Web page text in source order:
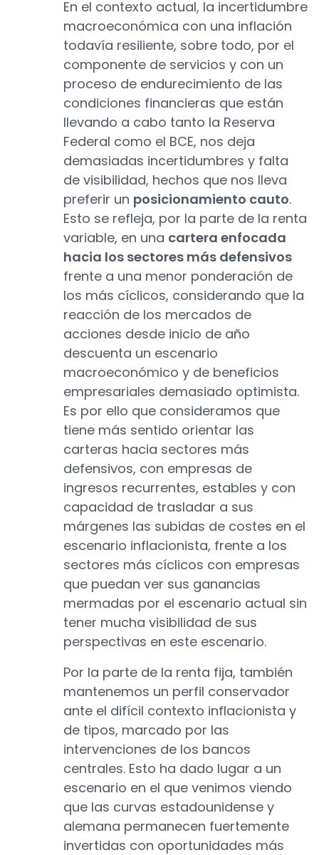
En el contexto actual, la incertidumbre
macroeconómica con una inflación
todavía resiliente, sobre todo, por el
componente de servicios y con un
proceso de endurecimiento de las
condiciones financieras que están
llevando a cabo tanto la Reserva
Federal como el BCE, nos deja
demasiadas incertidumbres y falta
de visibilidad, hechos que nos lleva
preferir un posicionamiento cauto.
Esto se refleja, por la parte de la renta
variable, en una cartera enfocada
hacia los sectores más defensivos
frente a una menor ponderación de
los más cíclicos, considerando que la
reacción de los mercados de
acciones desde inicio de año
descuenta un escenario
macroeconómico y de beneficios
empresariales demasiado optimista.
Es por ello que consideramos que
tiene más sentido orientar las
carteras hacia sectores más
defensivos, con empresas de
ingresos recurrentes, estables y con
capacidad de trasladar a sus
márgenes las subidas de costes en el
escenario inflacionista, frente a los
sectores más cíclicos con empresas
que puedan ver sus ganancias
mermadas por el escenario actual sin
tener mucha visibilidad de sus
perspectivas en este escenario.
Por la parte de la renta fija, también
mantenemos un perfil conservador
ante el difícil contexto inflacionista y
de tipos, marcado por las
intervenciones de los bancos
centrales. Esto ha dado lugar a un
escenario en el que venimos viendo
que las curvas estadounidense y
alemana permanecen fuertemente
invertidas con oportunidades más